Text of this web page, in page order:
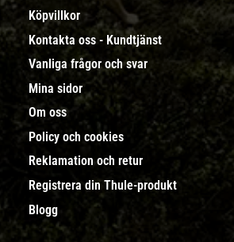
Köpvillkor
Kontakta oss - Kundtjänst
Vanliga frågor och svar
Mina sidor
Om oss
Policy och cookies
Reklamation och retur
Registrera din Thule-produkt
Blogg